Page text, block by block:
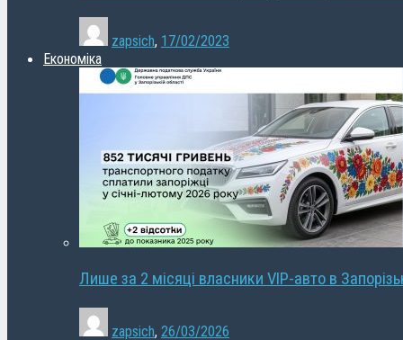
zapsich, 17/02/2023
Економіка
Лише за 2 місяці власники VIP-авто в
zapsich, 26/03/2026